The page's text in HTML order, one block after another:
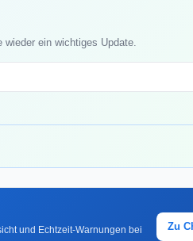
ein wichtiges Update.
und Echtzeit-Warnungen bei
Zu